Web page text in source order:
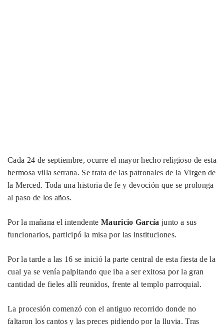
Cada 24 de septiembre, ocurre el mayor hecho religioso de esta
hermosa villa serrana. Se trata de las patronales de la Virgen de
la Merced. Toda una historia de fe y devoción que se prolonga
al paso de los años.
Por la mañana el intendente Mauricio Garcíajunto a sus
funcionarios, participó la misa por las instituciones.
Por la tarde a las 16 se inició la parte central de esta fiesta de la
cual ya se venía palpitando que iba a ser exitosa por la gran
cantidad de fieles allí reunidos, frente al templo parroquial.
La procesión comenzó con el antiguo recorrido donde no
faltaron los cantos y las preces pidiendo por la lluvia. Tras